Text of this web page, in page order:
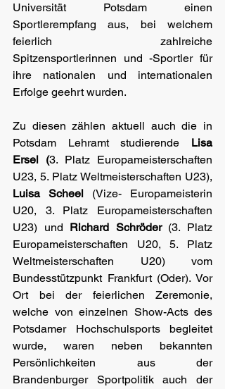
Universität Potsdam einen
Sportlerempfang aus, bei welchem
feierlich zahlreiche
Spitzensportlerinnen und -Sportler für
ihre nationalen und internationalen
Erfolge geehrt wurden.
Zu diesen zählen aktuell auch die in
Potsdam Lehramt studierende Lisa
Ersel (3. Platz Europameisterschaften
Luisa Scheel (Vize- Europameisterin
U20, 3. Platz Europameisterschaften
U23) und Richard Schröder (3. Platz
Europameisterschaften U20, 5. Platz
Weltmeisterschaften U20) vom
Bundesstützpunkt Frankfurt (Oder). Vor
Ort bei der feierlichen Zeremonie,
welche von einzelnen Show-Acts des
Potsdamer Hochschulsports begleitet
wurde, waren neben bekannten
Persönlichkeiten aus der
Brandenburger Sportpolitik auch der